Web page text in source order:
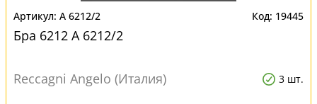
A 6212/2 19445
Бра 6212 A 6212/2
Reccagni Angelo (Италия) 3 шт.